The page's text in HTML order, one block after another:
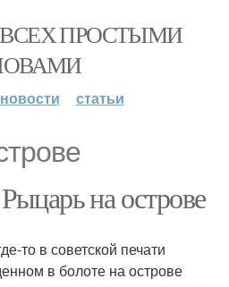
ПРОСТЫМИ
новости статьи
на острове
то в советской печати
в болоте на острове